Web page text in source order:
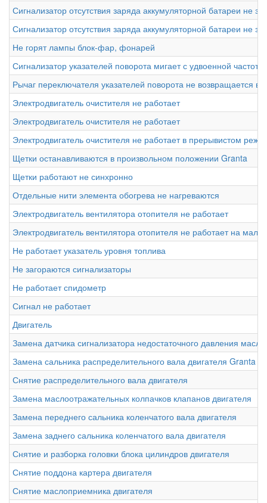
Сигнализатор отсутствия заряда аккумуляторной батареи не
Сигнализатор отсутствия заряда аккумуляторной батареи не
Не горят лампы блок-фар, фонарей
Сигнализатор указателей поворота мигает с удвоенной
Рычаг переключателя указателей поворота не возвращается в
Электродвигатель очистителя не работает
Электродвигатель очистителя не работает
Электродвигатель очистителя не работает в прерывистом
Щетки останавливаются в произвольном положении Granta
Щетки работают не синхронно
Отдельные нити элемента обогрева не нагреваются
Электродвигатель вентилятора отопителя не работает
Электродвигатель вентилятора отопителя не работает на
Не работает указатель уровня топлива
Не загораются сигнализаторы
Не работает спидометр
Сигнал не работает
Двигатель
Замена датчика сигнализатора недостаточного давления масла
Замена сальника распределительного вала двигателя Granta
Снятие распределительного вала двигателя
Замена маслоотражательных колпачков клапанов двигателя
Замена переднего сальника коленчатого вала двигателя
Замена заднего сальника коленчатого вала двигателя
Снятие и разборка головки блока цилиндров двигателя
Снятие поддона картера двигателя
Снятие маслоприемника двигателя